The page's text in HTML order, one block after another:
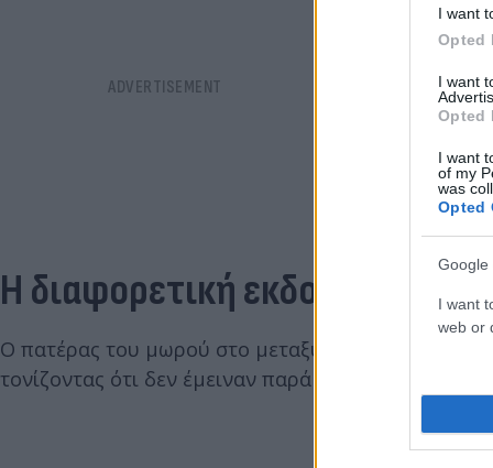
I want
Opted
I want
Opted
I want
of my
was
Opted
Google
I want
web or
Η διαφορετική εκδοχή του
Ο πατέρας του μωρού στο μεταξύ, δίνει μια
τονίζοντας ότι δεν έμειναν παρά μόνο δύο ώρες